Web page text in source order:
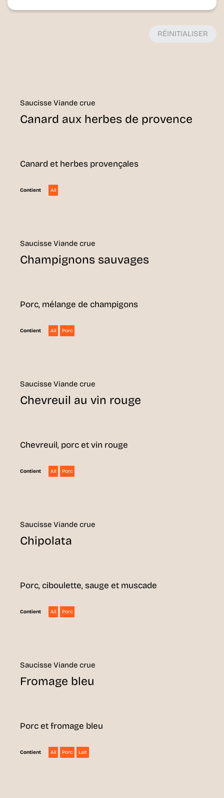
RÉINITIALISER
Saucisse Viande crue
Canard aux herbes de provence
Canard et herbes provençales
Contient Ail
Saucisse Viande crue
Champignons sauvages
Porc, mélange de champigons
Contient Ail Porc
Saucisse Viande crue
Chevreuil au vin rouge
Chevreuil, porc et vin rouge
Contient Ail Porc
Saucisse Viande crue
Chipolata
Porc, ciboulette, sauge et muscade
Contient Ail Porc
Saucisse Viande crue
Fromage bleu
Porc et fromage bleu
Contient Ail Porc Lait